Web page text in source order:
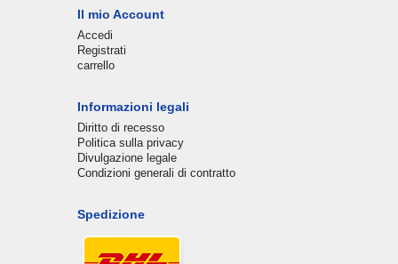
Il mio Account
Accedi
Registrati
carrello
Informazioni legali
Diritto di recesso
Politica sulla privacy
Divulgazione legale
Condizioni generali di contratto
Spedizione